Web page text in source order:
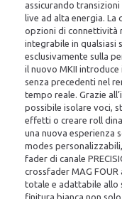
assicurando
live ad alta energia. La
opzioni di connettività
integrabile in qualsiasi
esclusivamente sulla
il nuovo MKII
senza precedenti nel
tempo reale. Grazie
possibile isolare voci,
effetti o creare roll
una nuova esperienza
modes
fader di canale
crossfader MAG
totale e adattabile allo